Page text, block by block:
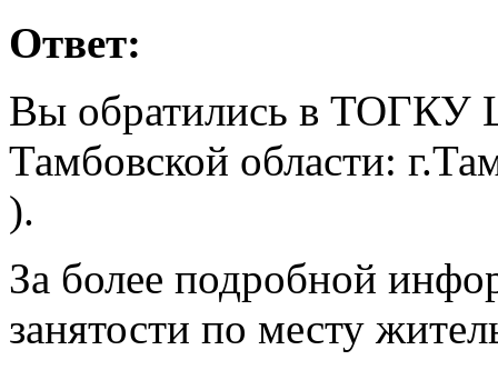
Ответ:
Вы обратились в ТОГКУ
Тамбовской области:
).
За более подробной
занятости по месту